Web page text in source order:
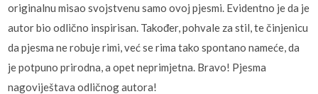
originalnu misao svojstvenu samo ovoj pjesmi. Evidentno je da je
autor bio odlično inspirisan. Također, pohvale za stil, te činjenicu
da pjesma ne robuje rimi, već se rima tako spontano nameće, da
je potpuno prirodna, a opet neprimjetna. Bravo! Pjesma
nagoviještava odličnog autora!